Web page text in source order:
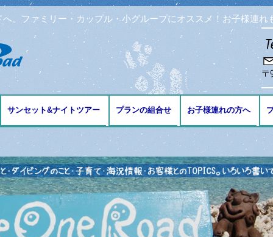
。ファミリー・カップル・小グループにオススメ！お子様連れ
コンテンツへ移動
グ
グ
サンセット&ナイトツアー プランの組合せ お子様連れの方へ